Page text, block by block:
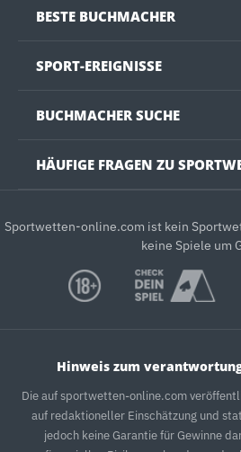
BESTE BUCHMACHER
SPORT-EREIGNISSE
BUCHMACHER SUCHE
HÄUFIGE FRAGEN ZU
Sportwetten-online.com ist kein
keine Spiele um
Hinweis zum
Die auf sportwetten-online.com
auf redaktioneller Einschätzung und
jedoch keine Garantie für Gewinne